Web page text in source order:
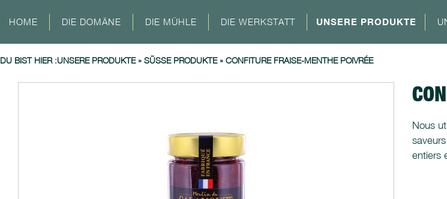
HOME DIE DOMÄNE DIE MÜHLE DIE WERKSTATT UNSERE PRODUKTE
DU BIST HIER :UNSERE PRODUKTE» SÜSSE PRODUKTE » CONFITURE FRAISE-MENTHE POIVRÉE
Nous
entiers